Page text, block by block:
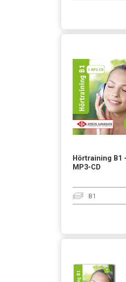
Hörtraining B1
MP3-CD
B1